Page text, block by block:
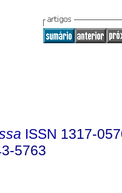
ISSN 1317-
5763